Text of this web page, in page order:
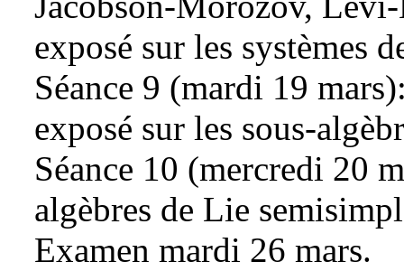
exposé sur les systèmes
Séance 9 (mardi 19
exposé sur les sous-
Séance 10 (mercredi 20
algèbres de Lie
Examen mardi 26 mars.